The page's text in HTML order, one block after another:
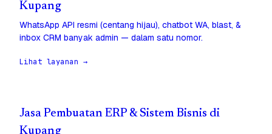
Kupang
WhatsApp API resmi (centang hijau), chatbot WA, blast, &
inbox CRM banyak admin — dalam satu nomor.
Lihat layanan →
Jasa Pembuatan ERP & Sistem Bisnis di
Kupang